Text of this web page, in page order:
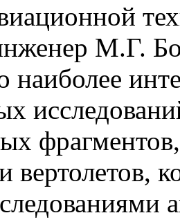
М.Г.
фрагментов,
вертолетов,